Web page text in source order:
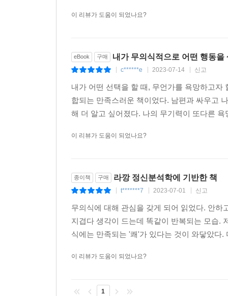
이 리뷰가 도움이 되었나요?
eBook 구매 내가 무의식적으로 어떤 행동
c******e 2023-07-14 신고
내가 어떤 선택을 할 때, 무언가를 욕망하고
합되는 만족스러운 책이었다. 남편과 싸우고
해 더 알고 싶어졌다. 나의 무기력이 또다른
이 리뷰가 도움이 되었나요?
종이책 구매 라깡 정신분석학에 기반한 책
t*******7 2023-07-01 신고
무의식에 대해 관심을 갖게 되어 읽었다. 안
지겹다 생각이 드는데 똑같이 반복되는 모습.
식에는 만족되는 '쾌'가 있다는 것이 와닿았다
이 리뷰가 도움이 되었나요?
1